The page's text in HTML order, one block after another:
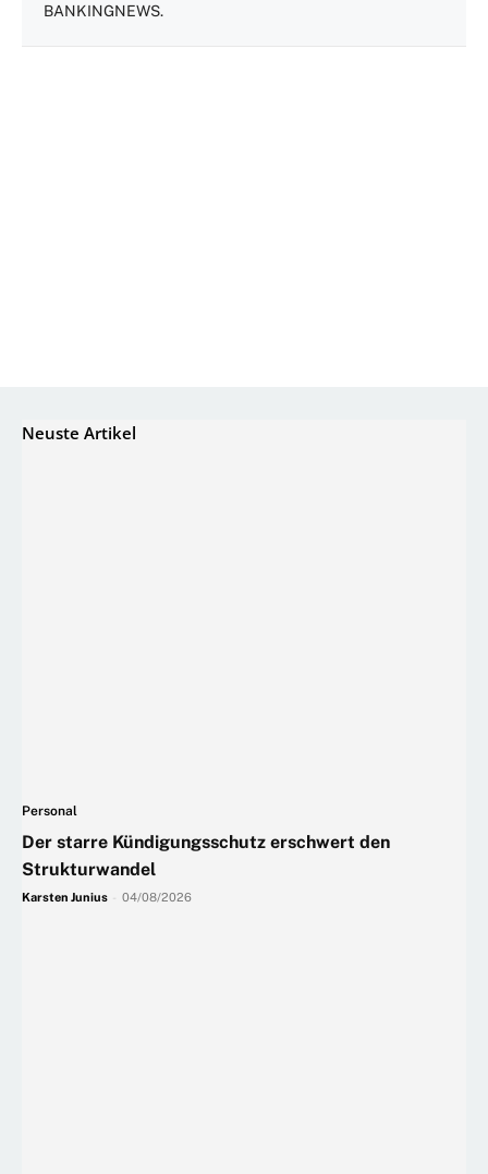
BANKINGNEWS.
Neuste Artikel
Personal
Der starre Kündigungsschutz erschwert den
Strukturwandel
Karsten Junius 04/08/2026